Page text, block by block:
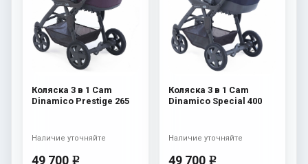
Коляска 3 в 1 Cam
Dinamico Prestige 265
49 700 e
Наличие уточняйте
Коляска 3 в 1 Cam
Dinamico Special 400
49 700 e
Наличие уточняйте